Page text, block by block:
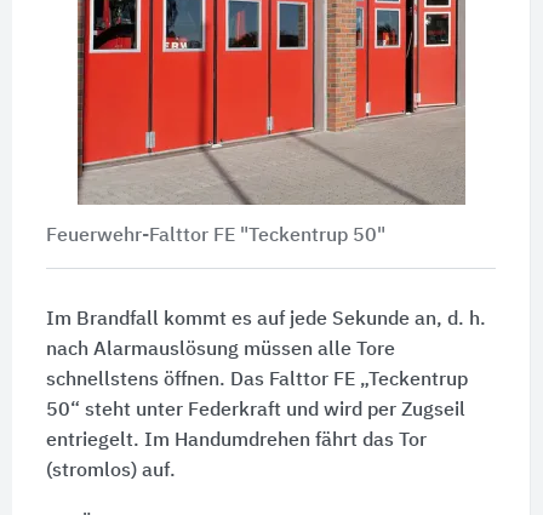
Feuerwehr-Falttor FE "Teckentrup 50"
Im Brandfall kommt es auf jede Sekunde an, d. h.
nach Alarmauslösung müssen alle Tore
schnellstens öffnen. Das Falttor FE „Teckentrup
50“ steht unter Federkraft und wird per Zugseil
entriegelt. Im Handumdrehen fährt das Tor
(stromlos) auf.